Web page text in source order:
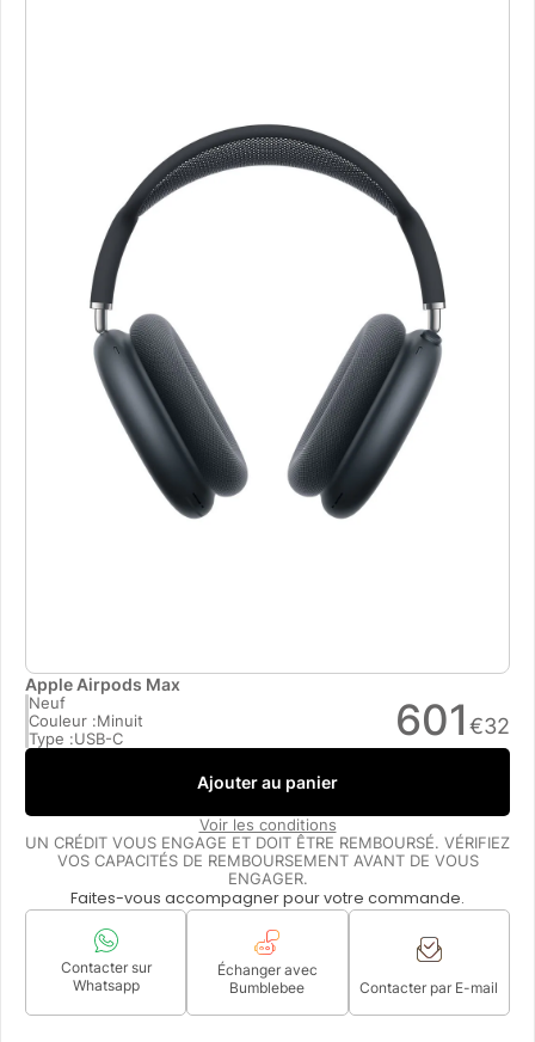
Apple Airpods Max
Neuf
Couleur :Minuit
Type :USB-C 601 €32
Ajouter au panier
Voir les conditions
UN CRÉDIT VOUS ENGAGE ET DOIT ÊTRE REMBOURSÉ. VÉRIFIEZ
VOS CAPACITÉS DE REMBOURSEMENT AVANT DE VOUS
ENGAGER.
Faites-vous accompagner pour votre commande.
Contacter sur
Whatsapp
Échanger avec
Bumblebee
Contacter par E-mail